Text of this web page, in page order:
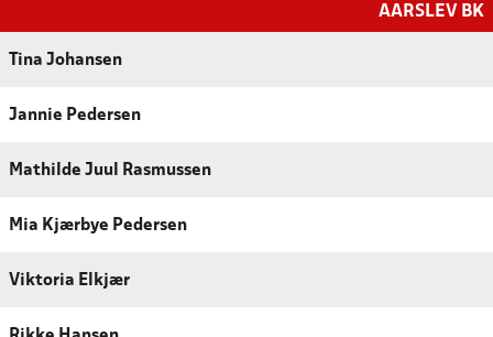
AARSLEV BK
Tina Johansen
Jannie Pedersen
Mathilde Juul Rasmussen
Mia Kjærbye Pedersen
Viktoria Elkjær